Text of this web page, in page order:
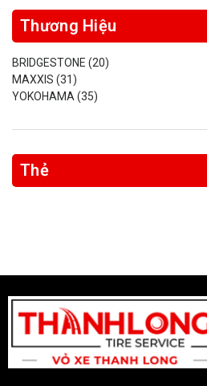
Thương Hiệu
BRIDGESTONE (20)
MAXXIS (31)
YOKOHAMA (35)
Thẻ